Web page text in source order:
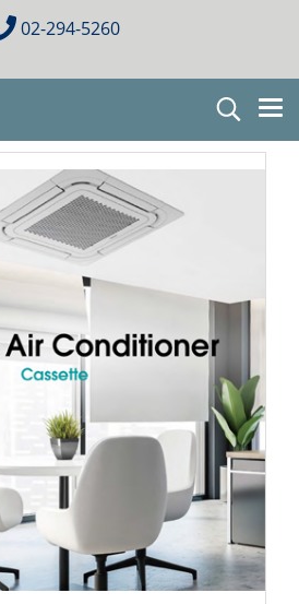
02-294-5260
& BUSINESES